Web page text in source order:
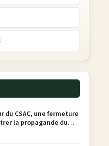
du CSAC, une fermeture
la propagande du